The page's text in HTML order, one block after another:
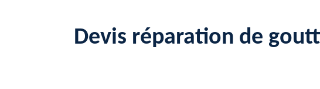
Devis réparation de